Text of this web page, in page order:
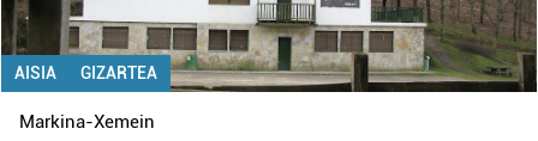
AISIA GIZARTEA
Markina-Xemein